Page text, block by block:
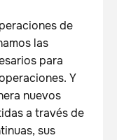
de
las
para
Y
nuevos
a través de
sus